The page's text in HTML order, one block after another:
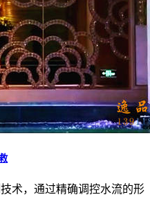
术，通过精确调控水流的形